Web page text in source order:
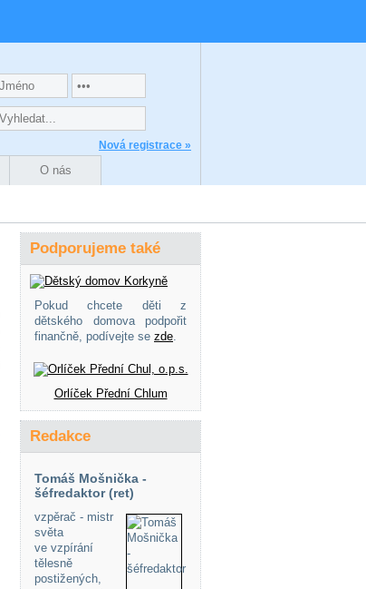
Nová registrace »
O nás
Podporujeme také
Pokud chcete děti z
dětského domova podpořit
finančně, podívejte se zde.
Orlíček Přední Chlum
Redakce
Tomáš Mošnička -
šéfredaktor (ret)
vzpěrač - mistr
světa
ve vzpírání
tělesně
postižených,